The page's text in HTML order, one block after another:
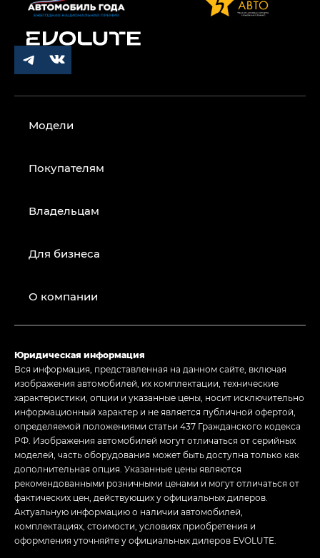
Модели
Покупателям
Владельцам
Для бизнеса
О компании
Юридическая информация
Вся информация, представленная на данном сайте, включая
изображения автомобилей, их комплектации, технические
характеристики, опции и указанные цены, носит исключительно
информационный характер и не является публичной офертой,
определяемой положениями статьи 437 Гражданского кодекса
РФ. Изображения автомобилей могут отличаться от серийных
моделей, часть оборудования может быть доступна только как
дополнительная опция. Указанные цены являются
рекомендованными розничными ценами и могут отличаться от
фактических цен, действующих у официальных дилеров.
Актуальную информацию о наличии автомобилей,
комплектациях, стоимости, условиях приобретения и
оформления уточняйте у официальных дилеров EVOLUTE.